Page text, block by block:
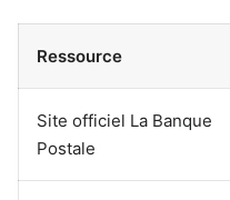
Ressource
Site officiel La Banque
Postale